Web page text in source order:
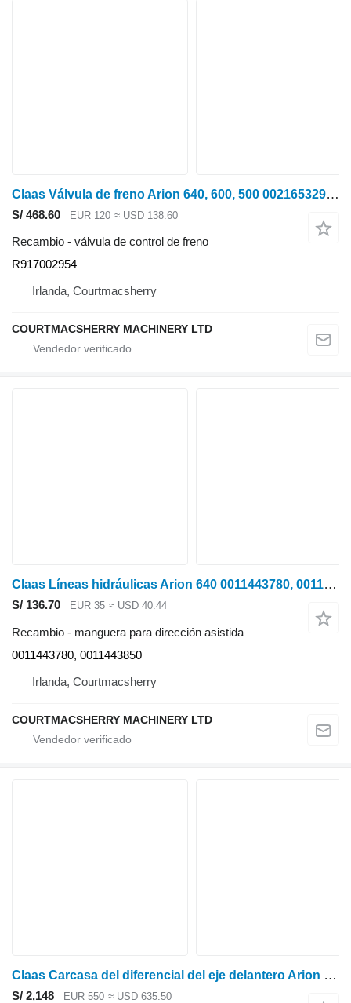
Claas Válvula de freno Arion 640, 600, 500 0021653290, 0021653291, R9170029 R917002954 válvula de control de freno para ARION 640 tractor de ruedas
S/ 468.60 EUR 120 ≈ USD 138.60
Recambio - válvula de control de freno
R917002954
Irlanda, Courtmacsherry
COURTMACSHERRY MACHINERY LTD
Claas Líneas hidráulicas Arion 640 0011443780, 0011443850 manguera para dirección asistida para tractor de ruedas
S/ 136.70 EUR 35 ≈ USD 40.44
Recambio - manguera para dirección asistida
0011443780, 0011443850
Irlanda, Courtmacsherry
COURTMACSHERRY MACHINERY LTD
Claas Carcasa del diferencial del eje delantero Arion 640 Ares 697 0011301560 para tractor de ruedas
S/ 2,148 EUR 550 ≈ USD 635.50